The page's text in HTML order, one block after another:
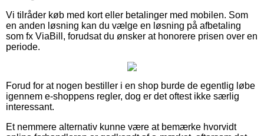
Vi tilråder køb med kort eller betalinger med mobilen. Som
en anden løsning kan du vælge en løsning på afbetaling
som fx ViaBill, forudsat du ønsker at honorere prisen over en
periode.
Forud for at nogen bestiller i en shop burde de egentlig løbe
igennem e-shoppens regler, dog er det oftest ikke særlig
interessant.
Et nemmere alternativ kunne være at bemærke hvorvidt